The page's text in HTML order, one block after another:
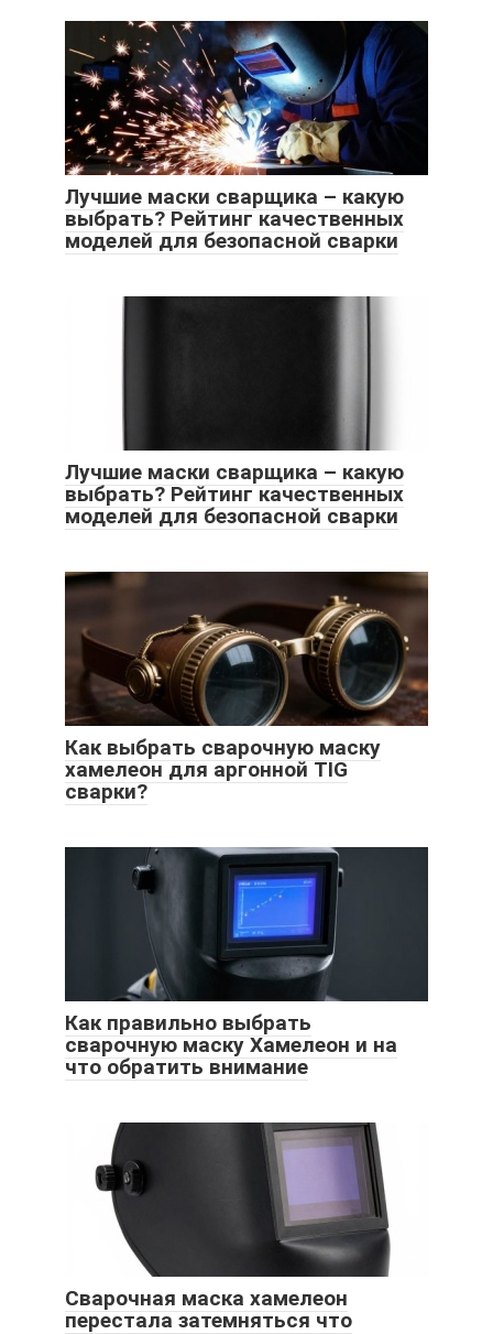
Лучшие маски сварщика – какую
выбрать? Рейтинг качественных
моделей для безопасной сварки
Лучшие маски сварщика – какую
выбрать? Рейтинг качественных
моделей для безопасной сварки
Как выбрать сварочную маску
хамелеон для аргонной TIG
сварки?
Как правильно выбрать
сварочную маску Хамелеон и на
что обратить внимание
Сварочная маска хамелеон
перестала затемняться что